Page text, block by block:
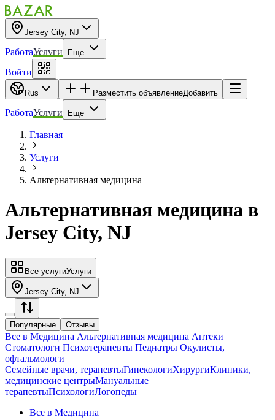
Jersey City, NJ
РаботаУслуги Еще
Войти
Rus Разместить объявлениеДобавить
РаботаУслуги Еще
Главная
Услуги
Альтернативная медицина
Альтернативная медицина в
Jersey City, NJ
Все услугиУслуги
Jersey City, NJ
Популярные Отзывы
Все в Медицина Альтернативная медицина Аптеки
Стоматологи Психотерапевты Педиатры Окулисты,
офтальмологи
Семейные врачи, терапевтыГинекологиХирургиКлиники,
медицинские центрыМануальные
терапевтыПсихологиЛогопеды
Все в Медицина